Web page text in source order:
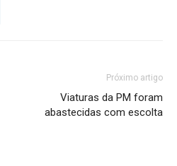
Próximo artigo
Viaturas da PM foram
abastecidas com escolta